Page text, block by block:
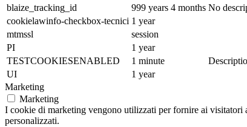
blaize_tracking_id
999 years 4 months No
cookielawinfo-checkbox-tecnici 1 year
mtmssl
session
PI
1 year
TESTCOOKIESENABLED
1 minute
UI
1 year
Marketing
Marketing
I cookie di marketing vengono utilizzati per fornire ai visitatori
personalizzati.